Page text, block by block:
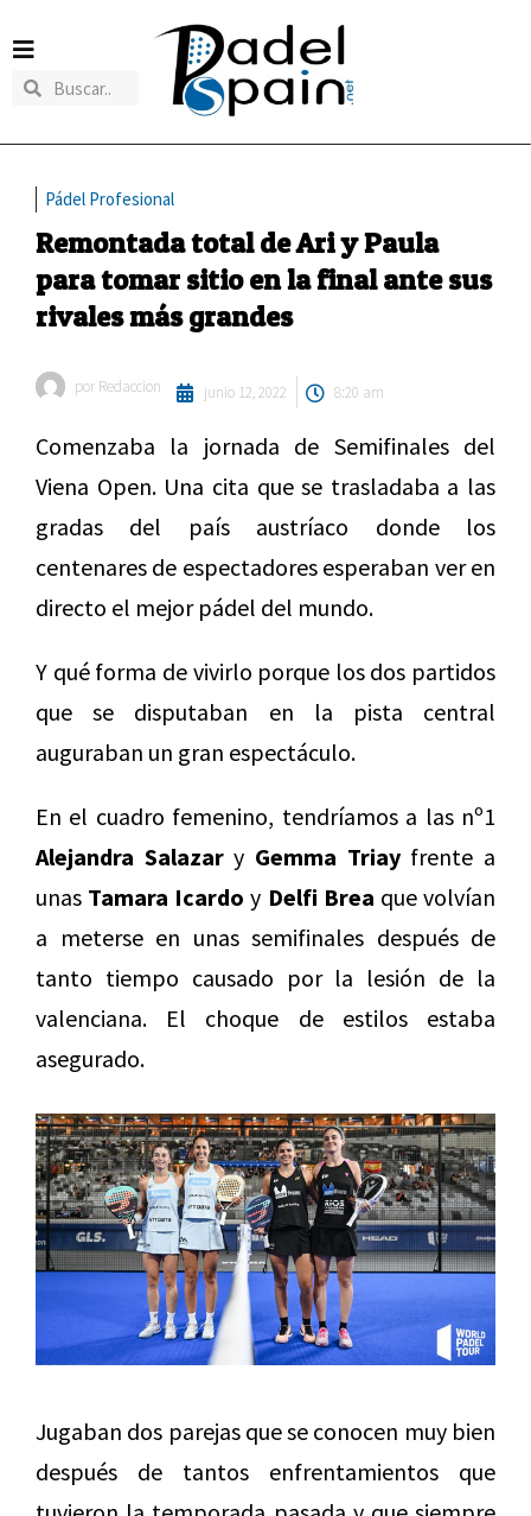
Pádel Profesional
Remontada total de Ari y Paula
para tomar sitio en la final ante sus
rivales más grandes
por Redaccion junio 12, 2022 8:20 am
Comenzaba la jornada de Semifinales del
Viena Open. Una cita que se trasladaba a las
gradas del país austríaco donde los
centenares de espectadores esperaban ver en
directo el mejor pádel del mundo.
Y qué forma de vivirlo porque los dos partidos
que se disputaban en la pista central
auguraban un gran espectáculo.
En el cuadro femenino, tendríamos a las nº1
Alejandra Salazary Gemma Triayfrente a
unas Tamara Icardo y Delfi Brea que volvían
a meterse en unas semifinales después de
tanto tiempo causado por la lesión de la
valenciana. El choque de estilos estaba
asegurado.
Jugaban dos parejas que se conocen muy bien
después de tantos enfrentamientos que